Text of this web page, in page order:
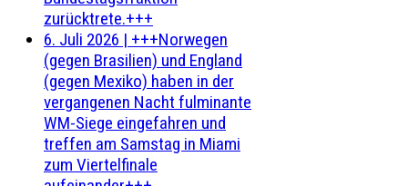
zurücktrete.+++
6. Juli 2026 | +++Norwegen
(gegen Brasilien) und England
(gegen Mexiko) haben in der
vergangenen Nacht fulminante
WM-Siege eingefahren und
treffen am Samstag in Miami
zum Viertelfinale